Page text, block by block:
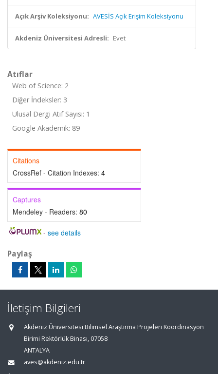
Açık Arşiv Koleksiyonu: AVESİS Açık Erişim Koleksiyonu
Akdeniz Üniversitesi Adresli: Evet
Atıflar
Web of Science: 2
Diğer İndeksler: 3
Ulusal Dergi Atıf Sayısı: 1
Google Akademik: 89
Citations
CrossRef - Citation Indexes: 4
Captures
Mendeley - Readers: 80
- see details
Paylaş
İletişim Bilgileri
Akdeniz Üniversitesi Bilimsel Araştırma Projeleri Koordinasyon
Birimi Rektörlük Binası, 07058
ANTALYA
aves@akdeniz.edu.tr